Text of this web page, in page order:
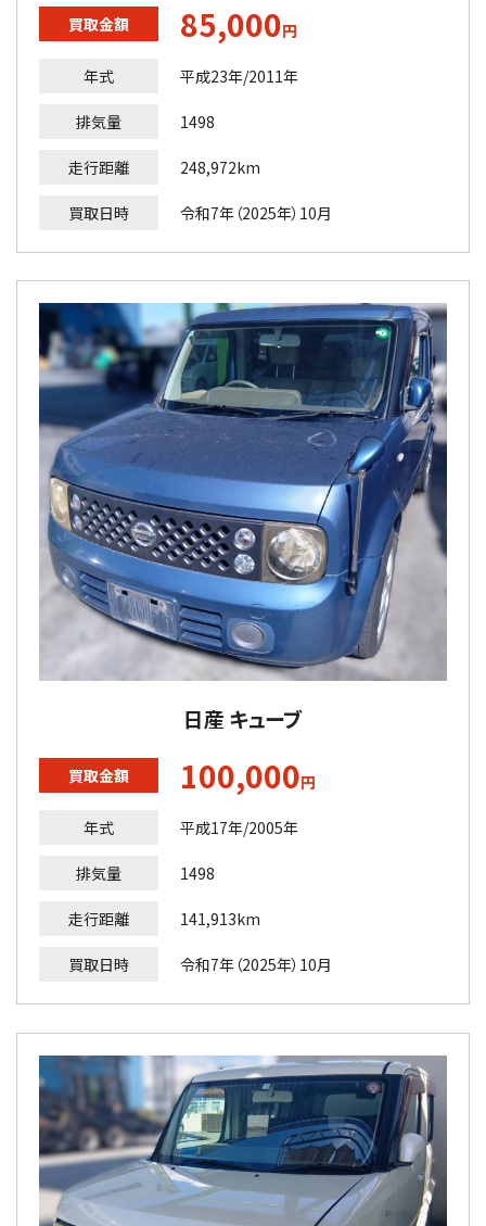
買取金額 85,000円
年式 平成23年/2011年
排気量 1498
走行距離 248,972km
買取日時 令和7年（2025年）10月
日産 キューブ
買取金額 100,000円
年式 平成17年/2005年
排気量 1498
走行距離 141,913km
買取日時 令和7年（2025年）10月